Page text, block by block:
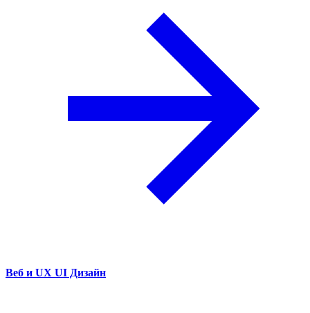
Веб и UX UI Дизайн